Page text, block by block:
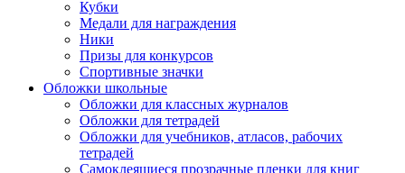
Кубки
Медали для награждения
Ники
Призы для конкурсов
Спортивные значки
Обложки школьные
Обложки для классных журналов
Обложки для тетрадей
Обложки для учебников, атласов, рабочих
тетрадей
Самоклеящиеся прозрачные пленки для книг